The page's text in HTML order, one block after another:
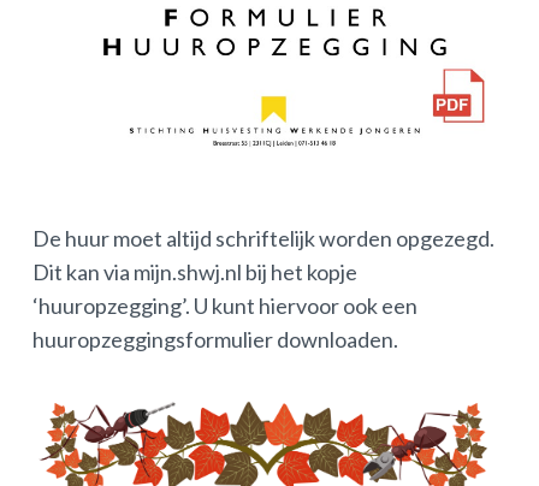
De huur moet altijd schriftelijk worden opgezegd.
Dit kan via mijn.shwj.nl bij het kopje
‘huuropzegging’. U kunt hiervoor ook een
huuropzeggingsformulier downloaden.